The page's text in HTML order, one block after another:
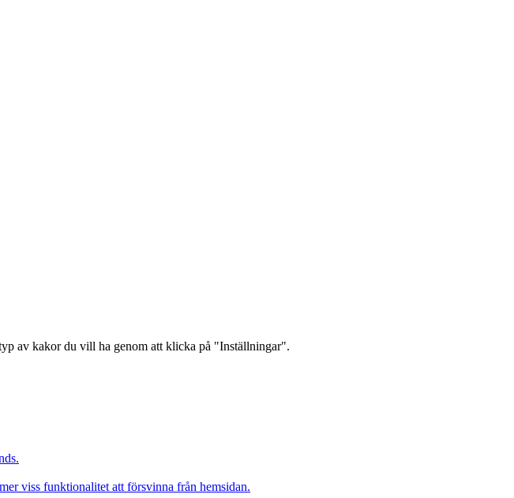
av kakor du vill ha genom att klicka på "Inställningar".
viss funktionalitet att försvinna från hemsidan.